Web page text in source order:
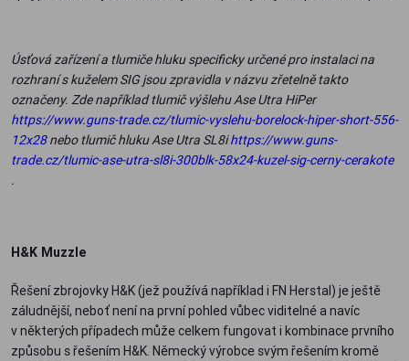
Úsťová zařízení a tlumiče hluku specificky určené pro instalaci na
rozhraní s kuželem SIG jsou zpravidla v názvu zřetelně takto
označeny. Zde například tlumič výšlehu Ase Utra HiPer
https://www.guns-trade.cz/tlumic-vyslehu-borelock-hiper-short-556-
12x28nebo tlumič hluku Ase Utra SL8ihttps://www.guns-
trade.cz/tlumic-ase-utra-sl8i-300blk-58x24-kuzel-sig-cerny-cerakote
.
H&K Muzzle
Řešení zbrojovky H&K (jež používá například i FN Herstal) je ještě
záludnější, neboť není na první pohled vůbec viditelné a navíc
v některých případech může celkem fungovat i kombinace prvního
způsobu s řešením H&K. Německý výrobce svým řešením kromě